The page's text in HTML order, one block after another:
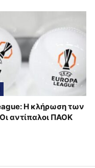
Η κλήρωση των
αντίπαλοι ΠΑΟΚ